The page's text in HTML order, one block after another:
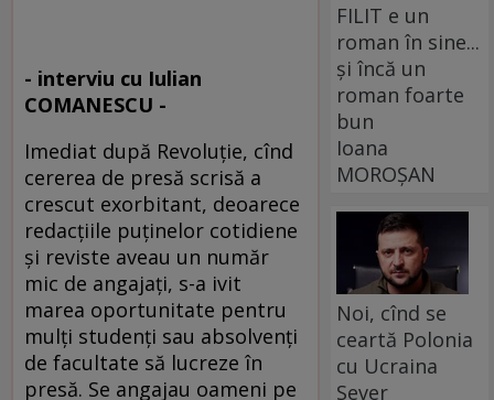
- interviu cu Iulian
COMANESCU -
Imediat după Revoluţie, cînd
cererea de presă scrisă a
crescut exorbitant, deoarece
redacţiile puţinelor cotidiene
şi reviste aveau un număr
mic de angajaţi, s-a ivit
marea oportunitate pentru
mulţi studenţi sau absolvenţi
de facultate să lucreze în
presă. Se angajau oameni pe
FILIT e un
roman în sine...
și încă un
roman foarte
bun
Ioana
MOROȘAN
Noi, cînd se
ceartă Polonia
cu Ucraina
Sever